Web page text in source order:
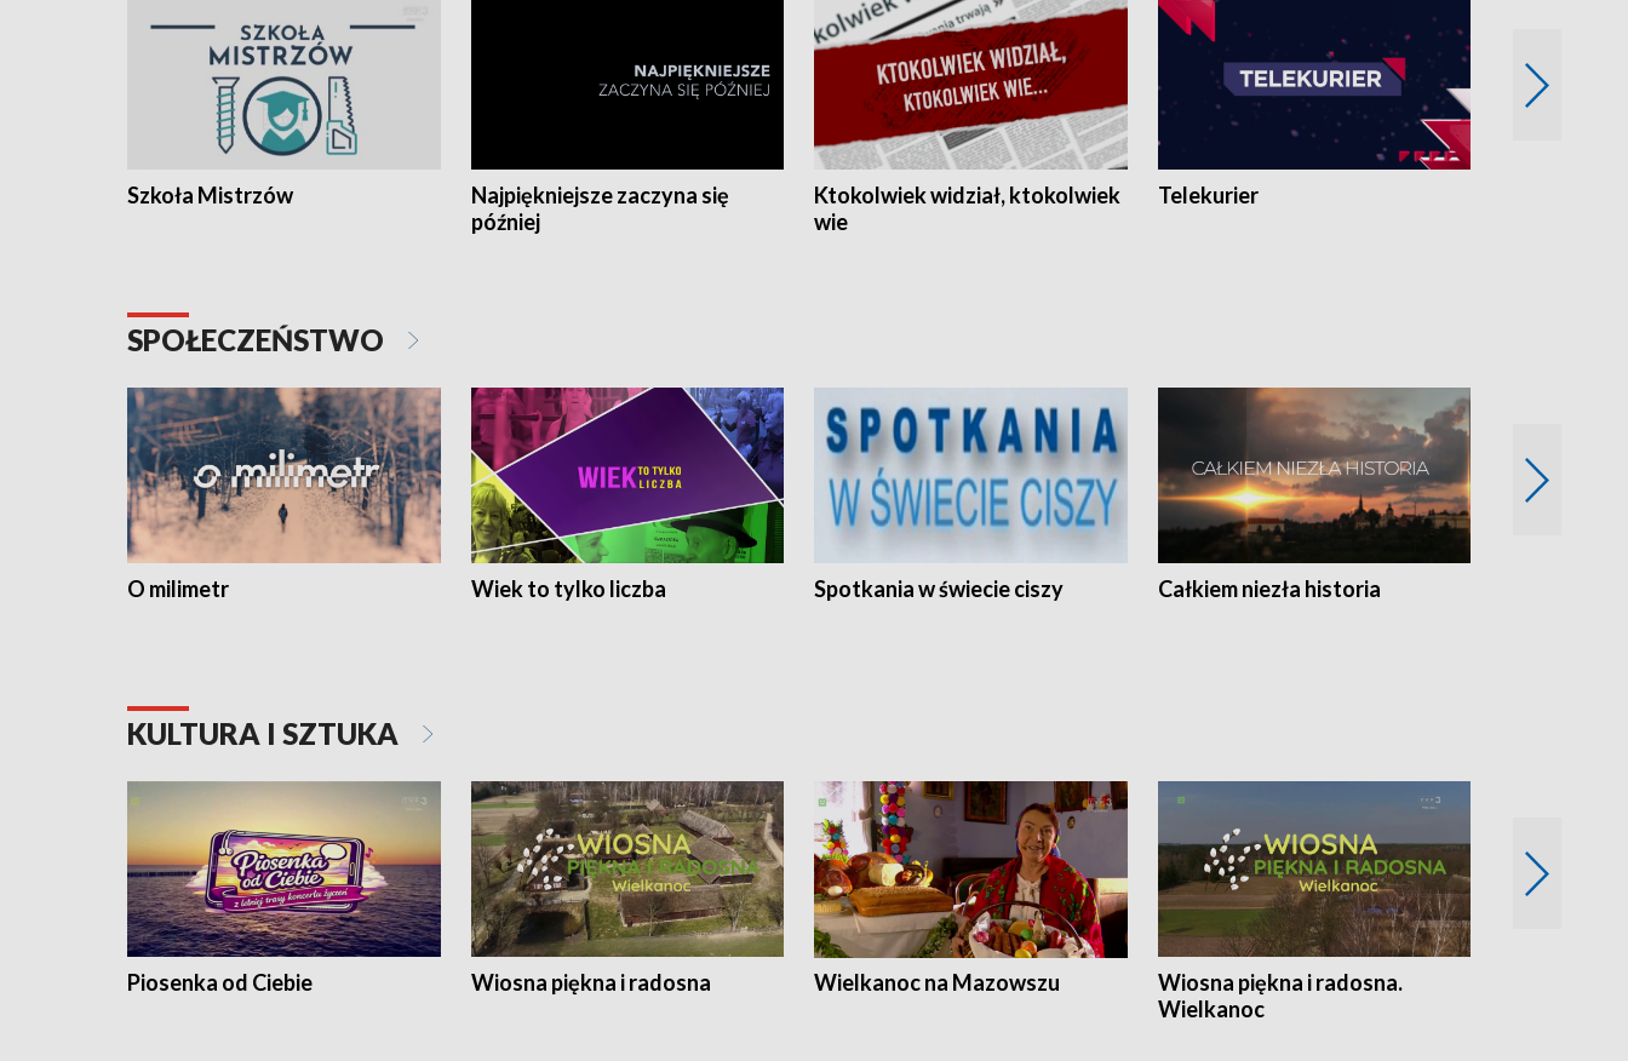
Szkoła Mistrzów
Najpiękniejsze zaczyna się
później
Ktokolwiek widział, ktokolwiek
wie
Telekurier
SPOŁECZEŃSTWO
O milimetr Wiek to tylko liczba Spotkania w świecie ciszy Całkiem niezła historia
KULTURA I SZTUKA
Piosenka od Ciebie Wiosna piękna i radosna Wielkanoc na Mazowszu
Wiosna piękna i radosna.
Wielkanoc